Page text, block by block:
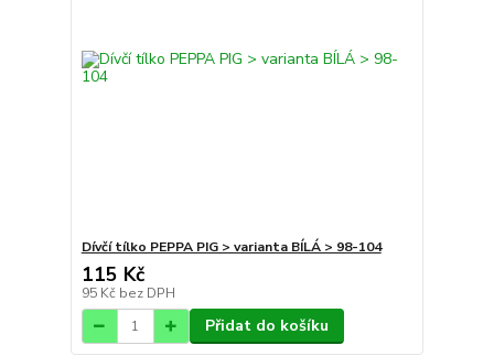
Dívčí tílko PEPPA PIG > varianta BÍLÁ > 98-104
115 Kč
95 Kč bez DPH
Přidat do košíku